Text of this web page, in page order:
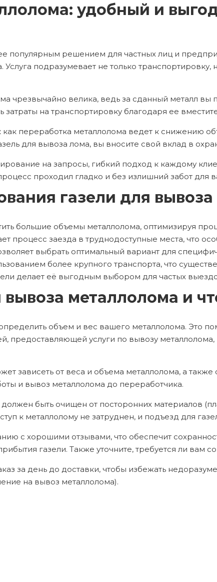
удобный и
популярным решением для частных лиц и
подразумевает не только
чрезвычайно велика, ведь за сданный металл
затраты на транспортировку благодаря ее
как переработка металлолома ведет к снижению
для вывоза лома, вы вносите свой вклад в
на запросы, гибкий подход к каждому
проходил гладко и без излишний забот для
газели для
большие объемы металлолома, оптимизируя
процесс заезда в труднодоступные места, что
выбрать оптимальный вариант для
более крупного транспорта, что
делает её выгодным выбором для частых
вывоза металлолома и
объем и вес вашего металлолома. Это
предоставляющей услуги по вывозу металлолома,
зависеть от веса и объема металлолома, а
и вывоз металлолома до переработчика.
быть очищен от посторонних материалов
к металлолому не затруднен, и подъезд для
с хорошими отзывами, что обеспечит
газели. Также уточните, требуется ли вам
за день до доставки, чтобы избежать
на вывоз металлолома).